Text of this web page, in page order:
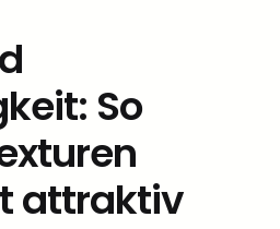
So
attraktiv